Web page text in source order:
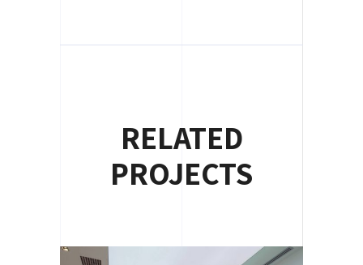
RELATED
PROJECTS